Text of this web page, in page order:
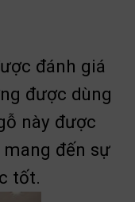
đánh giá
được dùng
này được
đến sự
tốt.